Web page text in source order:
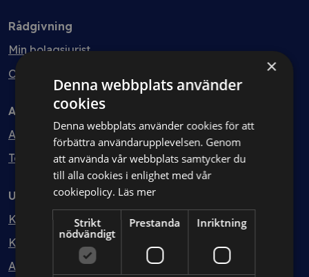
Rådgivning
Min bolagsjurist
Ombud
Avtal
Avtalshantering
Testa kostnadsfritt
Utbildning
Kurser
Kurspaket
Abonnemang
×
Denna webbplats använder
cookies
Denna webbplats använder cookies för att
förbättra användarupplevelsen. Genom
att använda vår webbplats samtycker du
till alla cookies i enlighet med vår
cookiepolicy. Läs mer
Strikt
nödvändigt
Prestanda Inriktning